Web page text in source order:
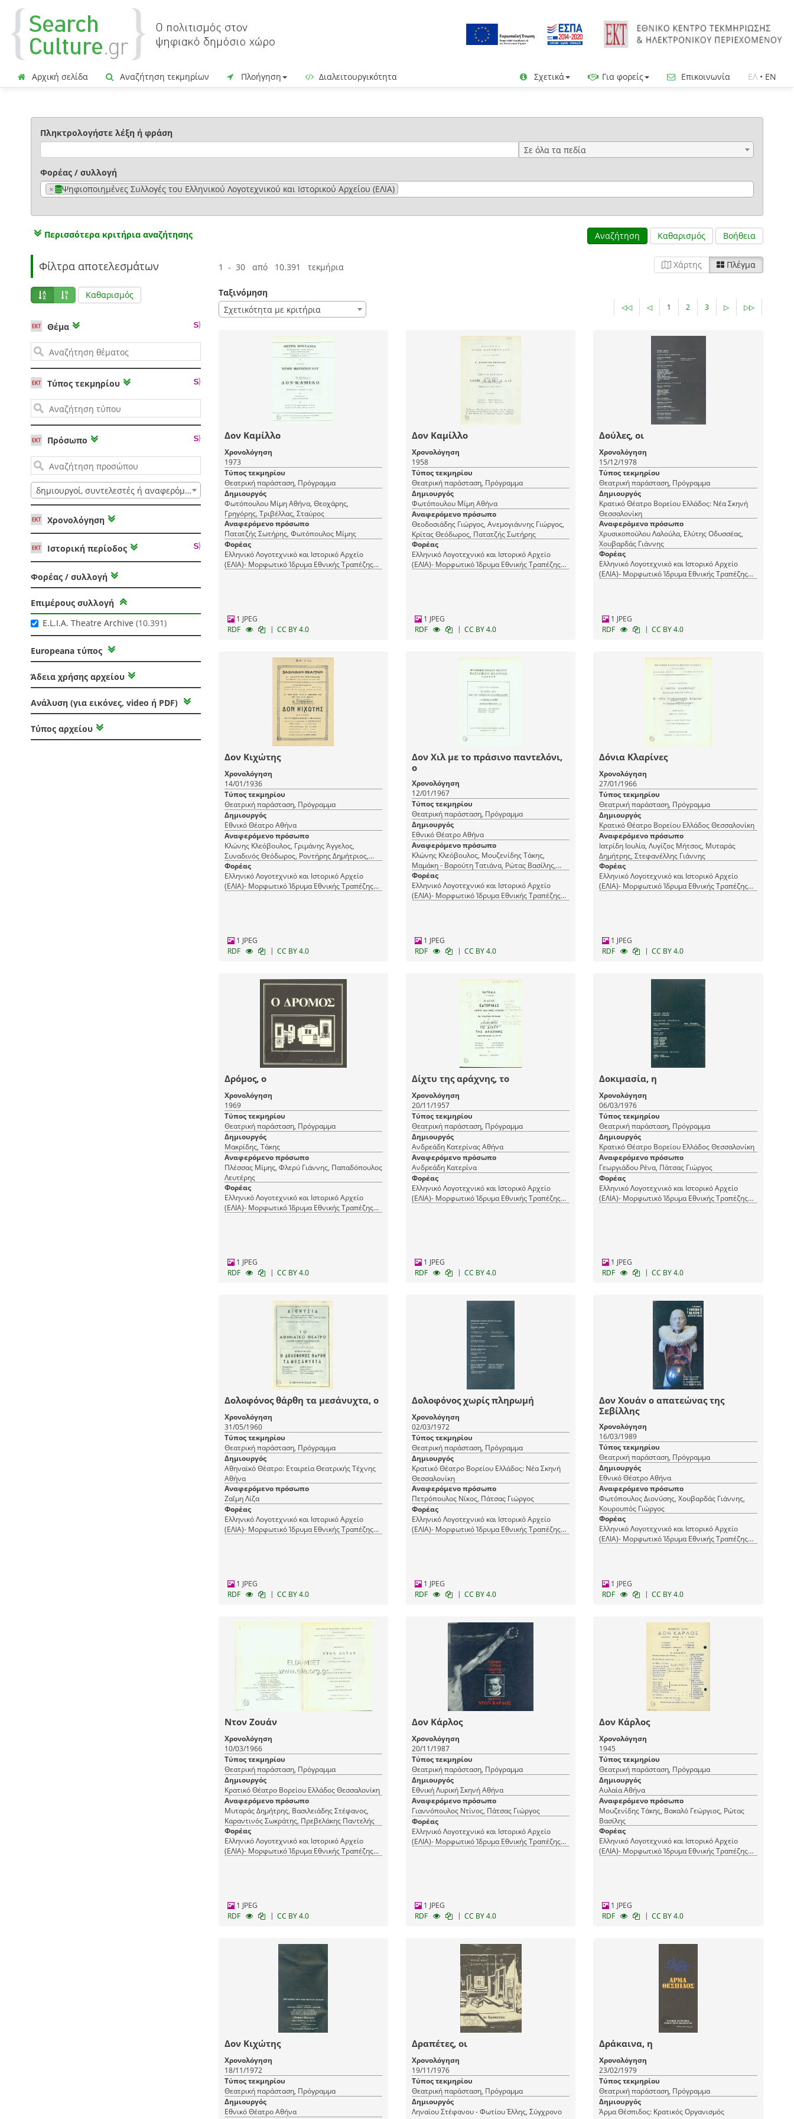
Αρχική σελίδα Αναζήτηση τεκμηρίων Πλοήγηση Διαλειτουργικότητα Σχετικά Για φορείς Επικοινωνία ΕΛ • EN
Πληκτρολογήστε λέξη ή φράση
Σε όλα τα πεδία
Φορέας / συλλογή
×
Ψηφιοποιημένες Συλλογές του Ελληνικού Λογοτεχνικού και Ιστορικού Αρχείου (ΕΛΙΑ)
Περισσότερα κριτήρια αναζήτησης Αναζήτηση Καθαρισμός Βοήθεια
Φίλτρα αποτελεσμάτων
Καθαρισμός
Θέμα
Τύπος τεκμηρίου
Πρόσωπο
δημιουργοί, συντελεστές ή αναφερόμενοι
Χρονολόγηση
Ιστορική περίοδος
Φορέας / συλλογή
Επιμέρους συλλογή
E.L.I.A. Theatre Archive (10.391)
Europeana τύπος
Άδεια χρήσης αρχείου
Ανάλυση (για εικόνες, video ή PDF)
Τύπος αρχείου
1 - 30 από 10.391 τεκμήρια Χάρτης Πλέγμα
Ταξινόμηση
Σχετικότητα με κριτήρια
◁◁ ◁ 1 2 3 ▷ ▷▷
Δον Καμίλλο
Χρονολόγηση
1973
Τύπος τεκμηρίου
Θεατρική παράσταση, Πρόγραμμα
Δημιουργός
Φωτόπουλου Μίμη Αθήνα, Θεοχάρης,
Γρηγόρης, Τριβέλλας, Σταύρος
Αναφερόμενο πρόσωπο
Πατατζής Σωτήρης, Φωτόπουλος Μίμης
Φορέας
Ελληνικό Λογοτεχνικό και Ιστορικό Αρχείο
(ΕΛΙΑ)- Μορφωτικό Ίδρυμα Εθνικής Τραπέζης
1 JPEG
RDF
| CC BY 4.0
Δον Καμίλλο
Χρονολόγηση
1958
Τύπος τεκμηρίου
Θεατρική παράσταση, Πρόγραμμα
Δημιουργός
Φωτόπουλου Μίμη Αθήνα
Αναφερόμενο πρόσωπο
Θεοδοσιάδης Γιώργος, Ανεμογιάννης Γιώργος,
Κρίτας Θεόδωρος, Πατατζής Σωτήρης
Φορέας
Ελληνικό Λογοτεχνικό και Ιστορικό Αρχείο
(ΕΛΙΑ)- Μορφωτικό Ίδρυμα Εθνικής Τραπέζης
1 JPEG
RDF
| CC BY 4.0
Δούλες, οι
Χρονολόγηση
15/12/1978
Τύπος τεκμηρίου
Θεατρική παράσταση, Πρόγραμμα
Δημιουργός
Κρατικό Θέατρο Βορείου Ελλάδος: Νέα Σκηνή
Θεσσαλονίκη
Αναφερόμενο πρόσωπο
Χρυσικοπούλου Λαλούλα, Ελύτης Οδυσσέας,
Χουβαρδάς Γιάννης
Φορέας
Ελληνικό Λογοτεχνικό και Ιστορικό Αρχείο
(ΕΛΙΑ)- Μορφωτικό Ίδρυμα Εθνικής Τραπέζης
1 JPEG
RDF
| CC BY 4.0
Δον Κιχώτης
Χρονολόγηση
14/01/1936
Τύπος τεκμηρίου
Θεατρική παράσταση, Πρόγραμμα
Δημιουργός
Εθνικό Θέατρο Αθήνα
Αναφερόμενο πρόσωπο
Κλώνης Κλεόβουλος, Γριμάνης Άγγελος,
Συναδινός Θεόδωρος, Ροντήρης Δημήτριος,
Φωκάς Αντώνης
Φορέας
Ελληνικό Λογοτεχνικό και Ιστορικό Αρχείο
(ΕΛΙΑ)- Μορφωτικό Ίδρυμα Εθνικής Τραπέζης
1 JPEG
RDF
| CC BY 4.0
Δον Χιλ με το πράσινο παντελόνι,
ο
Χρονολόγηση
12/01/1967
Τύπος τεκμηρίου
Θεατρική παράσταση, Πρόγραμμα
Δημιουργός
Εθνικό Θέατρο Αθήνα
Αναφερόμενο πρόσωπο
Κλώνης Κλεόβουλος, Μουζενίδης Τάκης,
Μαμάκη - Βαρούτη Τατιάνα, Ρώτας Βασίλης,
Φωκάς Αντώνης
Φορέας
Ελληνικό Λογοτεχνικό και Ιστορικό Αρχείο
(ΕΛΙΑ)- Μορφωτικό Ίδρυμα Εθνικής Τραπέζης
1 JPEG
RDF
| CC BY 4.0
Δόνια Κλαρίνες
Χρονολόγηση
27/01/1966
Τύπος τεκμηρίου
Θεατρική παράσταση, Πρόγραμμα
Δημιουργός
Κρατικό Θέατρο Βορείου Ελλάδος Θεσσαλονίκη
Αναφερόμενο πρόσωπο
Ιατρίδη Ιουλία, Λυγίζος Μήτσος, Μυταράς
Δημήτρης, Στεφανέλλης Γιάννης
Φορέας
Ελληνικό Λογοτεχνικό και Ιστορικό Αρχείο
(ΕΛΙΑ)- Μορφωτικό Ίδρυμα Εθνικής Τραπέζης
1 JPEG
RDF
| CC BY 4.0
Δρόμος, ο
Χρονολόγηση
1969
Τύπος τεκμηρίου
Θεατρική παράσταση, Πρόγραμμα
Δημιουργός
Μακρίδης, Τάκης
Αναφερόμενο πρόσωπο
Πλέσσας Μίμης, Φλερύ Γιάννης, Παπαδόπουλος
Λευτέρης
Φορέας
Ελληνικό Λογοτεχνικό και Ιστορικό Αρχείο
(ΕΛΙΑ)- Μορφωτικό Ίδρυμα Εθνικής Τραπέζης
1 JPEG
RDF
| CC BY 4.0
Δίχτυ της αράχνης, το
Χρονολόγηση
20/11/1957
Τύπος τεκμηρίου
Θεατρική παράσταση, Πρόγραμμα
Δημιουργός
Ανδρεάδη Κατερίνας Αθήνα
Αναφερόμενο πρόσωπο
Ανδρεάδη Κατερίνα
Φορέας
Ελληνικό Λογοτεχνικό και Ιστορικό Αρχείο
(ΕΛΙΑ)- Μορφωτικό Ίδρυμα Εθνικής Τραπέζης
1 JPEG
RDF
| CC BY 4.0
Δοκιμασία, η
Χρονολόγηση
06/03/1976
Τύπος τεκμηρίου
Θεατρική παράσταση, Πρόγραμμα
Δημιουργός
Κρατικό Θέατρο Βορείου Ελλάδος Θεσσαλονίκη
Αναφερόμενο πρόσωπο
Γεωργιάδου Ρένα, Πάτσας Γιώργος
Φορέας
Ελληνικό Λογοτεχνικό και Ιστορικό Αρχείο
(ΕΛΙΑ)- Μορφωτικό Ίδρυμα Εθνικής Τραπέζης
1 JPEG
RDF
| CC BY 4.0
Δολοφόνος θάρθη τα μεσάνυχτα, ο
Χρονολόγηση
31/05/1960
Τύπος τεκμηρίου
Θεατρική παράσταση, Πρόγραμμα
Δημιουργός
Αθηναϊκό Θέατρο: Εταιρεία Θεατρικής Τέχνης
Αθήνα
Αναφερόμενο πρόσωπο
Ζαΐμη Λίζα
Φορέας
Ελληνικό Λογοτεχνικό και Ιστορικό Αρχείο
(ΕΛΙΑ)- Μορφωτικό Ίδρυμα Εθνικής Τραπέζης
1 JPEG
RDF
| CC BY 4.0
Δολοφόνος χωρίς πληρωμή
Χρονολόγηση
02/03/1972
Τύπος τεκμηρίου
Θεατρική παράσταση, Πρόγραμμα
Δημιουργός
Κρατικό Θέατρο Βορείου Ελλάδος: Νέα Σκηνή
Θεσσαλονίκη
Αναφερόμενο πρόσωπο
Πετρόπουλος Νίκος, Πάτσας Γιώργος
Φορέας
Ελληνικό Λογοτεχνικό και Ιστορικό Αρχείο
(ΕΛΙΑ)- Μορφωτικό Ίδρυμα Εθνικής Τραπέζης
1 JPEG
RDF
| CC BY 4.0
Δον Χουάν ο απατεώνας της
Σεβίλλης
Χρονολόγηση
16/03/1989
Τύπος τεκμηρίου
Θεατρική παράσταση, Πρόγραμμα
Δημιουργός
Εθνικό Θέατρο Αθήνα
Αναφερόμενο πρόσωπο
Φωτόπουλος Διονύσης, Χουβαρδάς Γιάννης,
Κουρουπός Γιώργος
Φορέας
Ελληνικό Λογοτεχνικό και Ιστορικό Αρχείο
(ΕΛΙΑ)- Μορφωτικό Ίδρυμα Εθνικής Τραπέζης
1 JPEG
RDF
| CC BY 4.0
Ντον Ζουάν
Χρονολόγηση
10/03/1966
Τύπος τεκμηρίου
Θεατρική παράσταση, Πρόγραμμα
Δημιουργός
Κρατικό Θέατρο Βορείου Ελλάδος Θεσσαλονίκη
Αναφερόμενο πρόσωπο
Μυταράς Δημήτρης, Βασιλειάδης Στέφανος,
Καραντινός Σωκράτης, Πρεβελάκης Παντελής
Φορέας
Ελληνικό Λογοτεχνικό και Ιστορικό Αρχείο
(ΕΛΙΑ)- Μορφωτικό Ίδρυμα Εθνικής Τραπέζης
1 JPEG
RDF
| CC BY 4.0
Δον Κάρλος
Χρονολόγηση
20/11/1987
Τύπος τεκμηρίου
Θεατρική παράσταση, Πρόγραμμα
Δημιουργός
Εθνική Λυρική Σκηνή Αθήνα
Αναφερόμενο πρόσωπο
Γιαννόπουλος Ντίνος, Πάτσας Γιώργος
Φορέας
Ελληνικό Λογοτεχνικό και Ιστορικό Αρχείο
(ΕΛΙΑ)- Μορφωτικό Ίδρυμα Εθνικής Τραπέζης
1 JPEG
RDF
| CC BY 4.0
Δον Κάρλος
Χρονολόγηση
1945
Τύπος τεκμηρίου
Θεατρική παράσταση, Πρόγραμμα
Δημιουργός
Αυλαία Αθήνα
Αναφερόμενο πρόσωπο
Μουζενίδης Τάκης, Βακαλό Γεώργιος, Ρώτας
Βασίλης
Φορέας
Ελληνικό Λογοτεχνικό και Ιστορικό Αρχείο
(ΕΛΙΑ)- Μορφωτικό Ίδρυμα Εθνικής Τραπέζης
1 JPEG
RDF
| CC BY 4.0
Δον Κιχώτης
Χρονολόγηση
18/11/1972
Τύπος τεκμηρίου
Θεατρική παράσταση, Πρόγραμμα
Δημιουργός
Εθνικό Θέατρο Αθήνα
Δραπέτες, οι
Χρονολόγηση
19/11/1976
Τύπος τεκμηρίου
Θεατρική παράσταση, Πρόγραμμα
Δημιουργός
Ληναίου Στέφανου - Φωτίου Έλλης, Σύγχρονο
Δράκαινα, η
Χρονολόγηση
23/02/1979
Τύπος τεκμηρίου
Θεατρική παράσταση, Πρόγραμμα
Δημιουργός
Άρμα Θέσπιδος: Κρατικός Οργανισμός